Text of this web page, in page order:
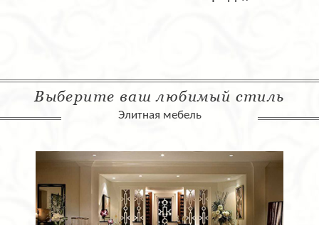
Выберите ваш любимый стиль
Элитная мебель